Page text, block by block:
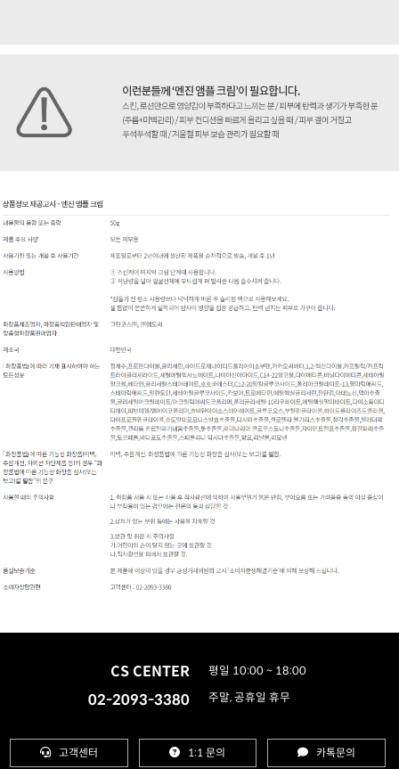
CS CENTER
02-2093-3380
평일 10:00 ~ 18:00
주말, 공휴일 휴무
고객센터 1:1 문의 카톡문의